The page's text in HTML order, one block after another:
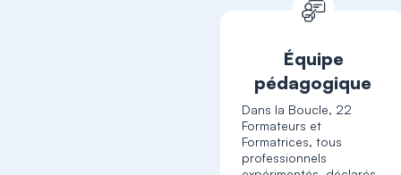
Équipe
pédagogique
Dans la Boucle, 22
Formateurs et
Formatrices, tous
professionnels